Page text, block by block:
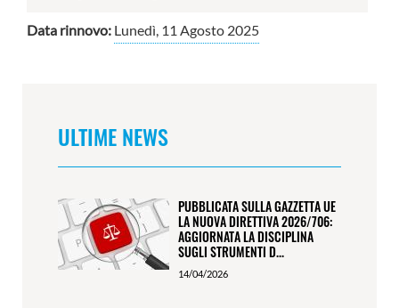
Data rinnovo: Lunedì, 11 Agosto 2025
ULTIME NEWS
PUBBLICATA SULLA GAZZETTA UE
LA NUOVA DIRETTIVA 2026/706:
AGGIORNATA LA DISCIPLINA
SUGLI STRUMENTI D...
14/04/2026